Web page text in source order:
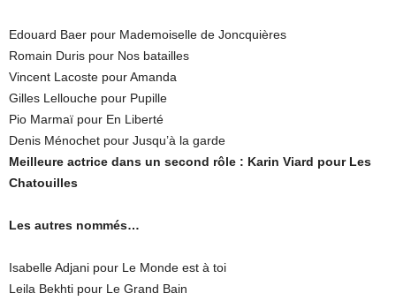
Edouard Baer pour Mademoiselle de Joncquières
Romain Duris pour Nos batailles
Vincent Lacoste pour Amanda
Gilles Lellouche pour Pupille
Pio Marmaï pour En Liberté
Denis Ménochet pour Jusqu’à la garde
Meilleure actrice dans un second rôle : Karin Viard pour Les
Chatouilles
Les autres nommés…
Isabelle Adjani pour Le Monde est à toi
Leila Bekhti pour Le Grand Bain